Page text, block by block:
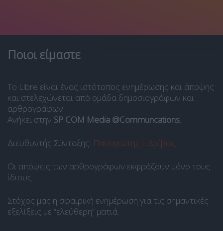
Ποιοι είμαστε
Το Libre είναι ένας ιστότοπος ενημέρωσης και άποψης
και στελεχώνεται από ομάδα δημοσιογράφων και
αρθρογράφων.
Ανήκει στην SP COM Media @Communcations.
Διευθυντής Σύνταξης: Παναγιώτης Ι. Δρίβας.
Οι απόψεις των αρθρογράφων εκφράζουν μόνο τους
ίδιους.
Στόχος μας η σφαιρική ενημέρωση για τις σημαντικές
εξελίξεις με “ελεύθερη” ματιά.